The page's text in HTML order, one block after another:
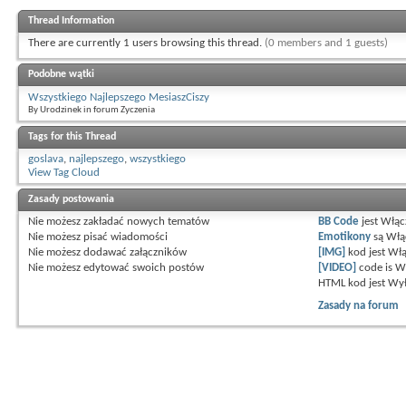
Thread Information
There are currently 1 users browsing this thread. (0 members and 1 guests)
Podobne wątki
Wszystkiego Najlepszego MesiaszCiszy
By Urodzinek in forum Zyczenia
Tags for this Thread
goslava, najlepszego, wszystkiego
View Tag Cloud
Zasady postowania
Nie możesz zakładać nowych tematów
Nie możesz pisać wiadomości
Nie możesz dodawać załączników
Nie możesz edytować swoich postów
BB Code jest
Emotikony są
[IMG] kod jest
[VIDEO] code is
HTML kod jest
Zasady na forum